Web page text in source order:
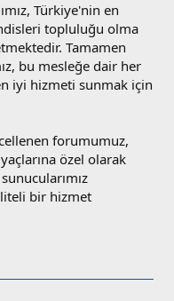
Türkiye'nin en
topluluğu olma
Tamamen
bu mesleğe dair her
iyi hizmeti sunmak için
forumumuz,
özel olarak
bir hizmet